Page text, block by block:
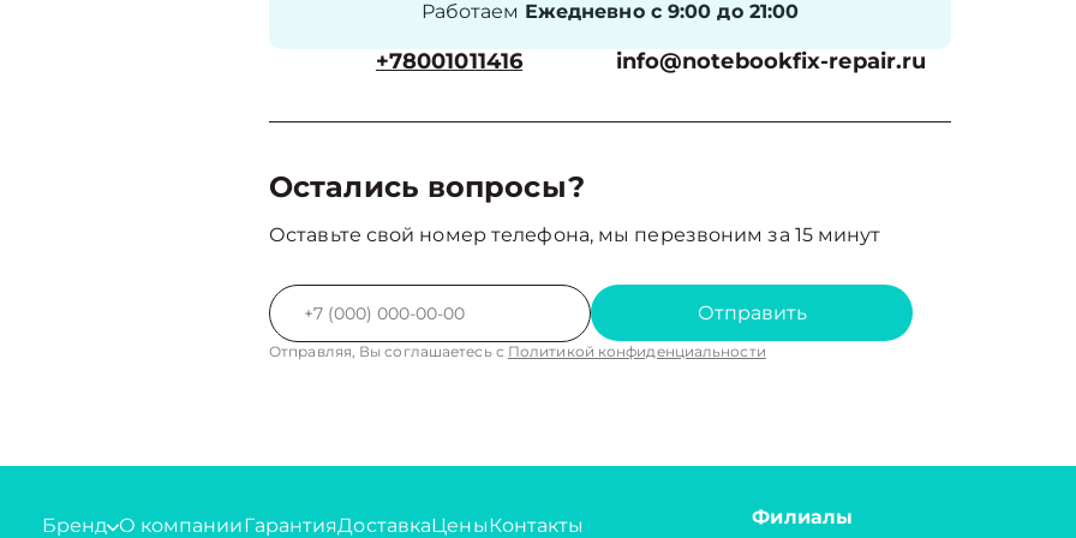
Работаем Ежедневно с 9:00 до 21:00
+78001011416 info@notebookfix-repair.ru
Остались вопросы?
Оставьте свой номер телефона, мы перезвоним за 15 минут
Отправить
Отправляя, Вы соглашаетесь с Политикой конфиденциальности
Бренд О компанииГарантияДоставкаЦеныКонтакты Филиалы